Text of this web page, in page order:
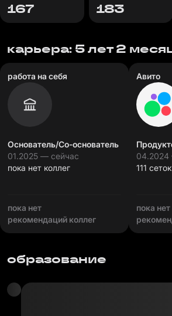
167 183
карьера: 5 лет 2
работа на себя
Основатель/Со-основатель
01.2025 — сейчас
пока нет коллег
пока нет
рекомендаций коллег
Авито
04.2024
111 сеток
пока нет
образование